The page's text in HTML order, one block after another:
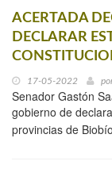
ACERTADA
DECLARAR
17-05-2022
Senador Gastón
gobierno de
provincias de